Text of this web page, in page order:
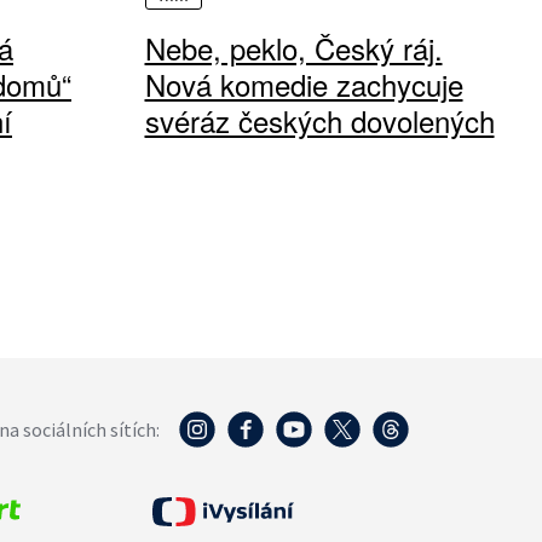
Nebe, peklo, Český ráj.
Nová komedie zachycuje
svéráz českých dovolených
sociálních sítích: